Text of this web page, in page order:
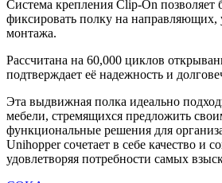
Система крепления Clip-On позволяет
фиксировать полку на направляющих,
монтажа.
Рассчитана на 60,000 циклов
подтверждает её надежность и
Эта выдвижная полка идеально
мебели, стремящихся предложить
функциональные решения для
Unihopper сочетает в себе качество и
удовлетворяя потребности самых